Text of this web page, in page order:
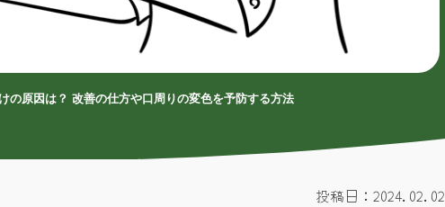
の原因は？ 改善の仕方や口周りの変色を予防する方法
投稿日：2024.02.02